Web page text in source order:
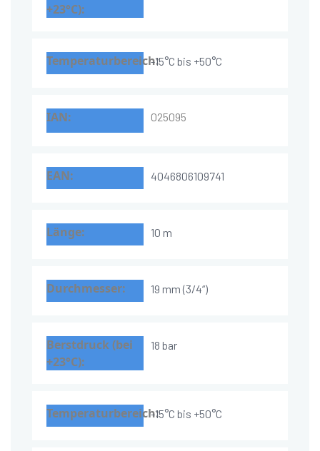
-15°C bis +50°C
025095
4046806109741
10 m
19 mm (3/4“)
18 bar
-15°C bis +50°C